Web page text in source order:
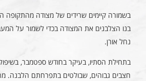
בנו הצלבנים את המצודה בכדי לשמור על
נחל אורן.
בתחילת הסתיו, בעיקר בחודש ספטמבר,
חצבים גבוהים, שבולטים בתפרחתם הלבנה.